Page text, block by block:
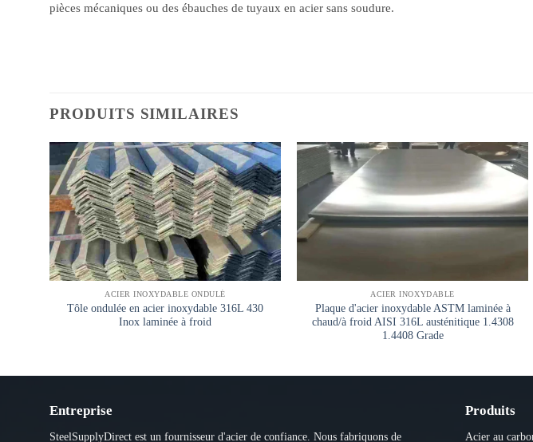
pièces mécaniques ou des ébauches de tuyaux en acier sans soudure.
PRODUITS SIMILAIRES
ACIER INOXYDABLE ONDULÉ
Tôle ondulée en acier inoxydable 316L 430
Inox laminée à froid
ACIER INOXYDABLE
Plaque d'acier inoxydable ASTM laminée à
chaud/à froid AISI 316L austénitique 1.4308
1.4408 Grade
Entreprise
SteelSupplyDirect est un fournisseur d'acier de confiance. Nous fabriquons de
Produits
Acier au